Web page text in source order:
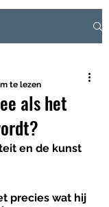
als het
te lezen
en de kunst
precies wat hij